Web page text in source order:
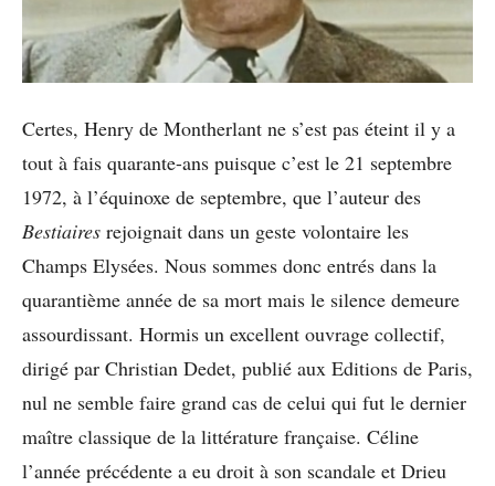
Certes, Henry de Montherlant ne s’est pas éteint il y a
tout à fais quarante-ans puisque c’est le 21 septembre
1972, à l’équinoxe de septembre, que l’auteur des
Bestiaires rejoignait dans un geste volontaire les
Champs Elysées. Nous sommes donc entrés dans la
quarantième année de sa mort mais le silence demeure
assourdissant. Hormis un excellent ouvrage collectif,
dirigé par Christian Dedet, publié aux Editions de Paris,
nul ne semble faire grand cas de celui qui fut le dernier
maître classique de la littérature française. Céline
l’année précédente a eu droit à son scandale et Drieu